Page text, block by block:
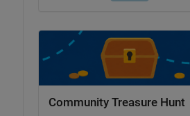
Community Treasure Hunt